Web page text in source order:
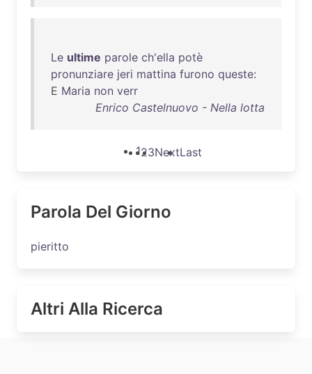
Le ultime parole ch'ella potè
pronunziare jeri mattina furono queste:
E Maria non verr
Enrico Castelnuovo - Nella lotta
123NextLast
Parola Del Giorno
pieritto
Altri Alla Ricerca